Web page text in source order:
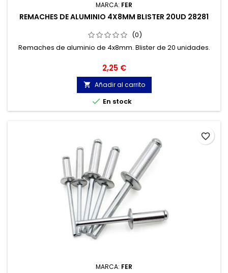
MARCA: FER
REMACHES DE ALUMINIO 4X8MM BLISTER 20UD 28281
(0)
Remaches de aluminio de 4x8mm. Blister de 20 unidades.
Precio
2,25 €
 Añadir al carrito
 En stock
MARCA: FER
favorite_border